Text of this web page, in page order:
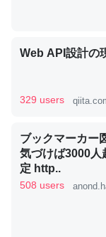
類は苦労してる
─ニュース :: 【研
いのか」に関する
ウチもEchoを実
ちぼちRingも置
位置情報を共有
─たまにLINEする
コミュニケーショ
Web API設計の
329 users
ブックマーカー
気づけば3000人
定 http..
508 users